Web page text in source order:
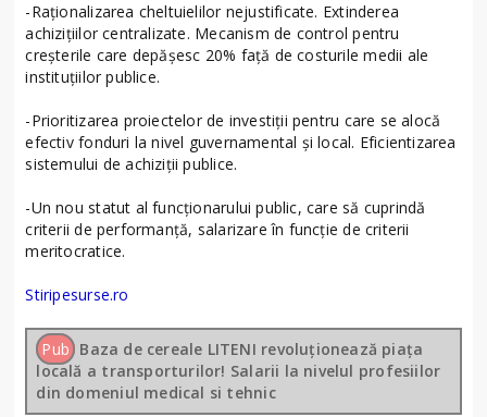
-Raționalizarea cheltuielilor nejustificate. Extinderea
achizițiilor centralizate. Mecanism de control pentru
creșterile care depășesc 20% față de costurile medii ale
instituțiilor publice.
-Prioritizarea proiectelor de investiții pentru care se alocă
efectiv fonduri la nivel guvernamental și local. Eficientizarea
sistemului de achiziții publice.
-Un nou statut al funcționarului public, care să cuprindă
criterii de performanță, salarizare în funcție de criterii
meritocratice.
Stiripesurse.ro
Pub Baza de cereale LITENI revoluționează piața
locală a transporturilor! Salarii la nivelul profesiilor
din domeniul medical si tehnic